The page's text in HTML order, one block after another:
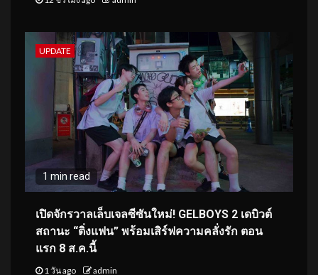
UPDATE
1 min read
เปิดจักรวาลเล็บเจลซีซันใหม่! GELBOYS 2 เดบิวต์
สถานะ “ติ่งแฟน” พร้อมเสิร์ฟความคลั่งรัก ตอน
แรก 8 ส.ค.นี้
1 วัน ago admin